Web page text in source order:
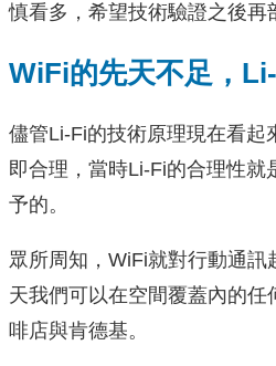
慎看多，希望技術驗證之後再
WiFi的先天不足，
儘管Li-Fi的技術原理現在看起
即合理，當時Li-Fi的合理性就
予的。
眾所周知，WiFi就對行動通訊
天我們可以在空間覆蓋內的任
啡店與肯德基。